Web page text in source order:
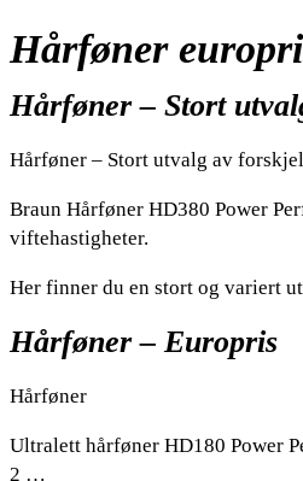
Hårføner
Hårføner – Stort
Hårføner – Stort utvalg av
Braun Hårføner HD380 Power
viftehastigheter.
Her finner du en stort og variert
Hårføner – Europris
Hårføner
Ultralett hårføner HD180 Power
2 …